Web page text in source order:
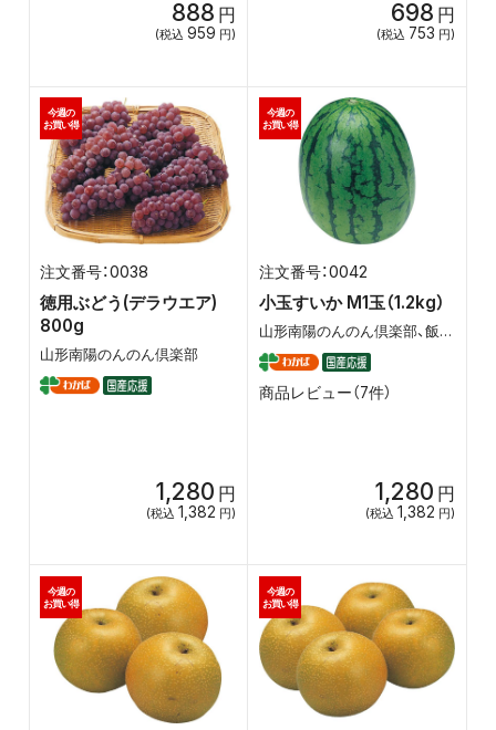
888 円
(税込 959 円)
698 円
(税込 753 円)
0038
徳用ぶどう(デラウエア)
800g
山形南陽のんのん倶楽部
今週の
お買い得
1,280 円
(税込 1,382 円)
0042
小玉すいか M1玉（1.2kg）
山形南陽のんのん倶楽部、飯塚農場（新潟）
今週の
お買い得
商品レビュー（7件）
1,280 円
(税込 1,382 円)
今週の
お買い得
今週の
お買い得